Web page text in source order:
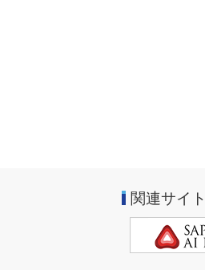
関連サイト